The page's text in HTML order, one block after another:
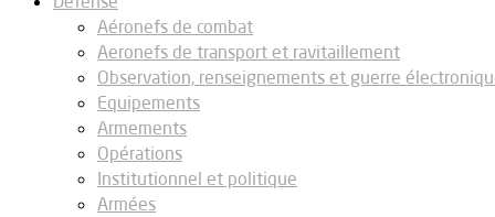
Aéronefs de combat
Aeronefs de transport et ravitaillement
Observation, renseignements et guerre
Equipements
Armements
Opérations
Institutionnel et politique
Armées